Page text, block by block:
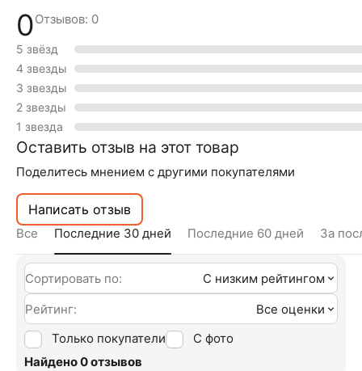
0Отзывов: 0
5 звёзд
4 звезды
3 звезды
2 звезды
1 звезда
Оставить отзыв на этот товар
Поделитесь мнением с другими покупателями
Написать отзыв
Все Последние 30 дней Последние 60 дней За
Сортировать по:
С низким рейтингом
Рейтинг:
Все оценки
Только покупатели
С фото
Найдено 0 отзывов